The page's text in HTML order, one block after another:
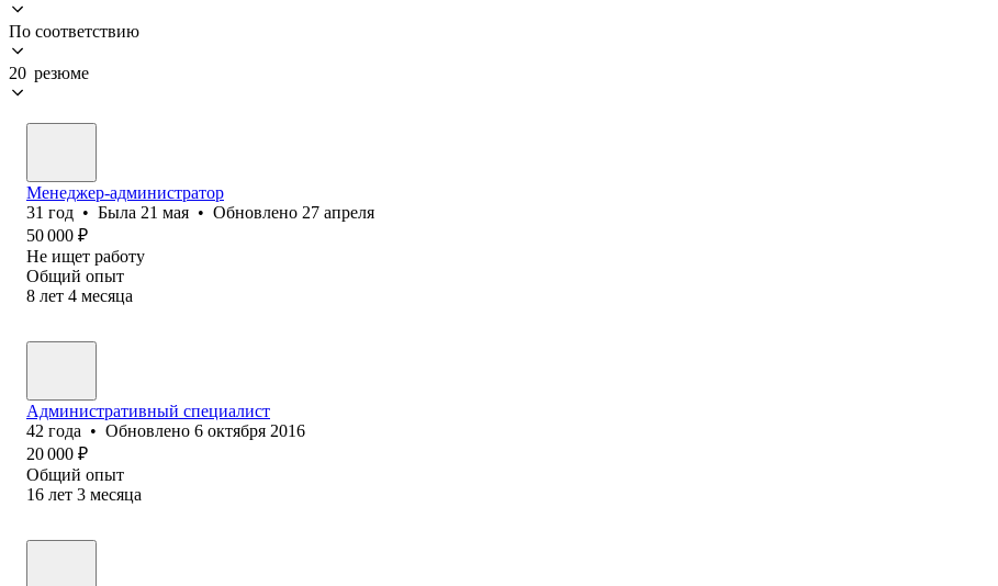
По соответствию
20 резюме
Менеджер-администратор
31 год • Была 21 мая • Обновлено 27 апреля
50 000 ₽
Не ищет работу
Общий опыт
8 лет 4 месяца
Административный специалист
42 года • Обновлено 6 октября 2016
20 000 ₽
Общий опыт
16 лет 3 месяца